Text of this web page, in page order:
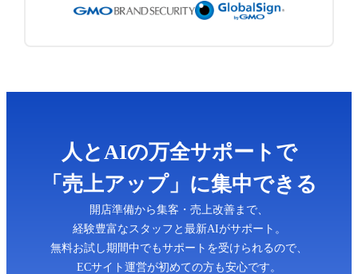
人とAIの万全サポートで
「売上アップ」に集中できる
開店準備から集客・売上改善まで、
経験豊富なスタッフと最新AIがサポート。
無料お試し期間中でもサポートを受けられるので、
ECサイト運営が初めての方も安心です。